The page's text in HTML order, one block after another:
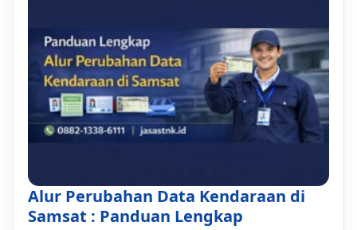
Alur Perubahan Data Kendaraan di
Samsat : Panduan Lengkap